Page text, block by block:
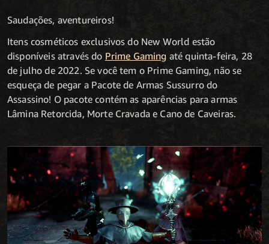
Saudações, aventureiros!
Itens cosméticos exclusivos do New World estão
disponíveis através do Prime Gaming até quinta-feira, 28
de julho de 2022. Se você tem o Prime Gaming, não se
esqueça de pegar a Pacote de Armas Sussurro do
Assassino! O pacote contém as aparências para armas
Lâmina Retorcida, Morte Cravada e Cano de Caveiras.